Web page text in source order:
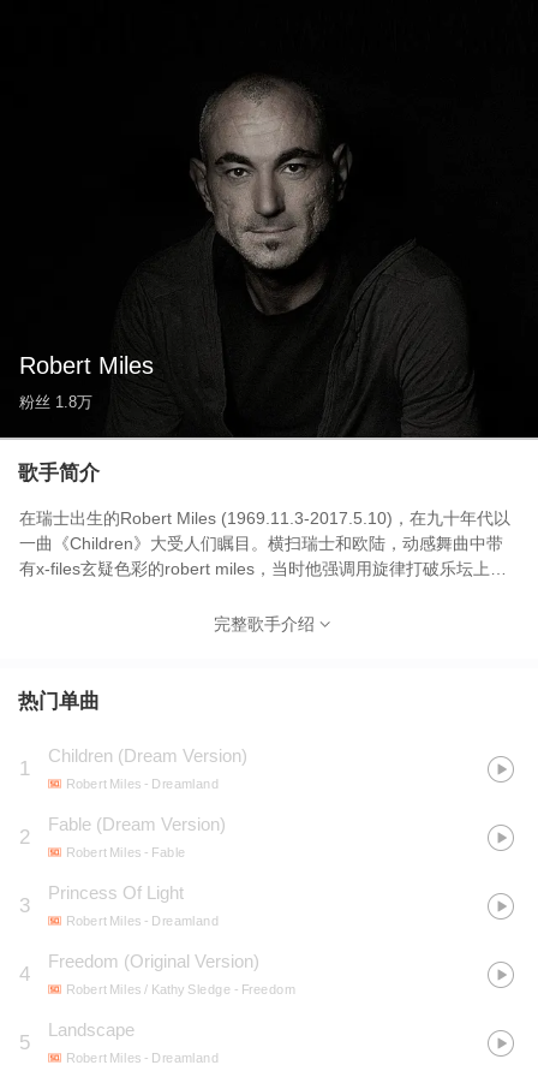
Robert Miles
粉丝 1.8万
歌手简介
在瑞士出生的Robert Miles (1969.11.3-2017.5.10)，在九十年代以
一曲《Children》大受人们瞩目。横扫瑞士和欧陆，动感舞曲中带
有x-files玄疑色彩的robert miles，当时他强调用旋律打破乐坛上的
完整歌手介绍
热门单曲
1
Children (Dream Version)
Robert Miles - Dreamland
2
Fable (Dream Version)
Robert Miles - Fable
3
Princess Of Light
Robert Miles - Dreamland
4
Freedom (Original Version)
Robert Miles / Kathy Sledge - Freedom
5
Landscape
Robert Miles - Dreamland